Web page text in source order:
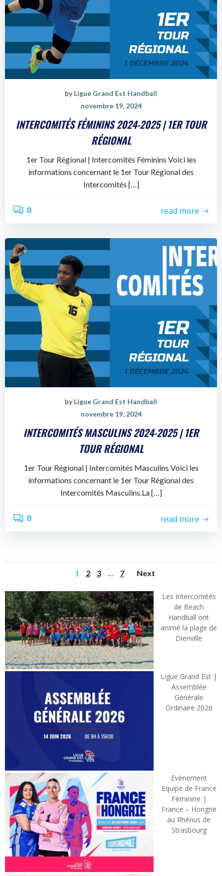
by Ligue Grand Est Handball
novembre 19, 2024
INTERCOMITÉS FÉMININS 2024-2025 | 1ER TOUR
RÉGIONAL
1er Tour Régional | Intercomités Féminins Voici les
informations concernant le 1er Tour Régional des
Intercomités […]
0 read more
by Ligue Grand Est Handball
novembre 19, 2024
INTERCOMITÉS MASCULINS 2024-2025 | 1ER
TOUR RÉGIONAL
1er Tour Régional | Intercomités Masculins Voici les
informations concernant le 1er Tour Régional des
Intercomités Masculins.La […]
0 read more
POSTS
NAVIGATION
Page
1 Page
2 Page
3 … Page
7 POSTS
Next
Les Intercomités
de Beach
Handball ont
animé la plage de
Dienville
Ligue Grand Est |
Assemblée
Générale
Ordinaire 2026
Evénement
Equipe de France
Féminine |
France – Hongrie
au Rhénus de
Strasbourg